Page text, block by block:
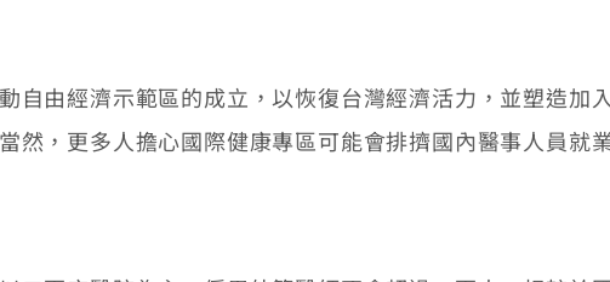
由經濟示範區的成立，以恢復台灣經濟活力，並塑造加
，更多人擔心國際健康專區可能會排擠國內醫事人員就